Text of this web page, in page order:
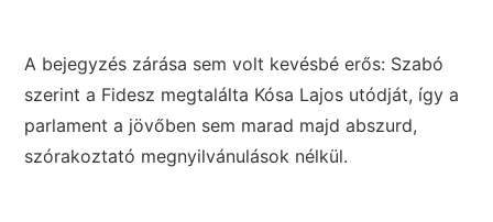
A bejegyzés zárása sem volt kevésbé erős: Szabó
szerint a Fidesz megtalálta Kósa Lajos utódját, így a
parlament a jövőben sem marad majd abszurd,
szórakoztató megnyilvánulások nélkül.